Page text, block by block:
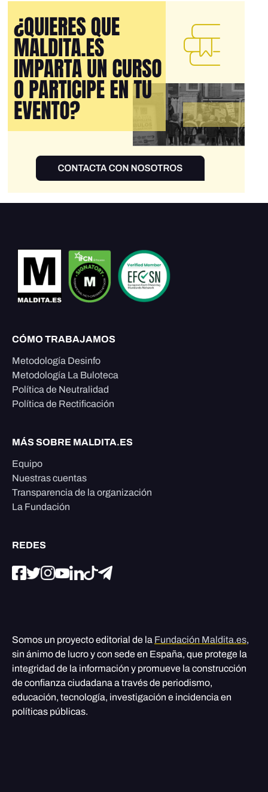
CÓMO TRABAJAMOS
Metodología Desinfo
Metodología La Buloteca
Política de Neutralidad
Política de Rectificación
MÁS SOBRE MALDITA.ES
Equipo
Nuestras cuentas
Transparencia de la organización
La Fundación
REDES
Somos un proyecto editorial de la Fundación Maldita.es,
sin ánimo de lucro y con sede en España, que protege la
integridad de la información y promueve la construcción
de confianza ciudadana a través de periodismo,
educación, tecnología, investigación e incidencia en
políticas públicas.